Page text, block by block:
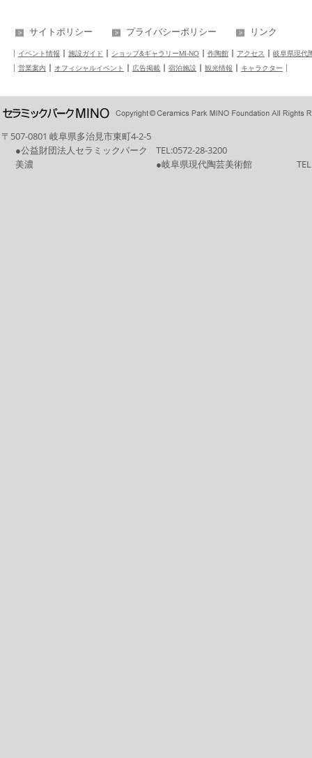
サイトポリシー プライバシーポリシー リンク
イベント情報 施設ガイド ショップ&ギャラリーMI-NO 作陶館 アクセス
岐阜県現代
営業案内
オフィシャルイベント 広告掲載 宿泊施設 観光情報 キャラクター
〒507-0801 岐阜県多治見市東町4-2-5
●公益財団法人セラミックパーク
美濃
TEL:0572-28-3200
●岐阜県現代陶芸美術館